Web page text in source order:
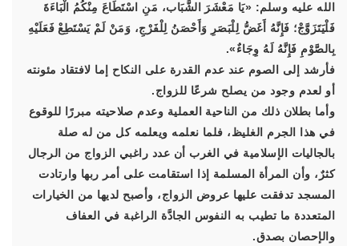
الله عليه وسلم: «يَا مَعْشَرَ الشَّبَاب، مَنِ اسْتَطَاعَ مِنْكُمُ الْبَاءَةَ
فَلْيَتَزَوَّجْ؛ فَإِنَّهُ أَغَضُّ لِلْبَصَرِ وَأَحْصَنُ لِلْفَرْجِ، وَمَنْ لَمْ يَسْتَطِعْ فَعَلَيْهِ
بِالصَّوْمِ فَإِنَّهُ لَهُ وِجَاءٌ».
فأرشد إلى الصوم عند عدم القدرة على النكاح إما لافتقاد مئونته
أو لعدم وجود من يصلح شرعًا للزواج.
وأما بطلان ذلك من الناحية العملية وعدم صلاحيته مبررًا للوقوع
في هذا الجرم الغليظ، فلما نعلمه ويعلمه كل من له صلة
بالجاليات الإسلامية في الغرب أن عدد راغبي الزواج من الرجال
كثرٌ، وأن المرأة المسلمة إذا استقامت على أمر ربها وارتادت
المسجد تدفقت عليها عروض الزواج، وأصبح لديها من الخيارات
المتعددة ما تطيب به النفوس الجادَّة الراغبة في العفاف
والإحصان بصدق.